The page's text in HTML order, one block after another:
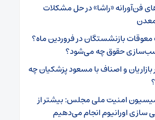
فن‌آورانه «راشا» در حل مشکلات
معدن
بازنشستگان در فروردین ماه؟
حقوق چه می‌شود؟
بازاریان و اصناف با مسعود پزشکیان چه
امنیت ملی مجلس: بیشتر از
سازی اورانیوم انجام می‌دهیم